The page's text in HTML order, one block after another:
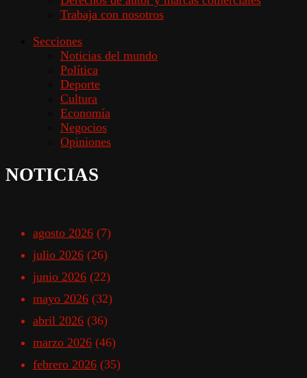
Trabaja con nosotros
Secciones
Noticias del mundo
Política
Deporte
Cultura
Economía
Negocios
Opiniones
NOTICIAS
agosto 2026 (7)
julio 2026 (26)
junio 2026 (22)
mayo 2026 (32)
abril 2026 (36)
marzo 2026 (46)
febrero 2026 (35)